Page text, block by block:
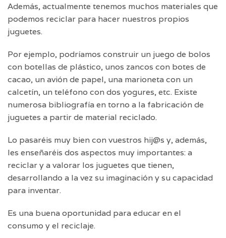
Además, actualmente tenemos muchos materiales que
podemos reciclar para hacer nuestros propios
juguetes.
Por ejemplo, podríamos construir un juego de bolos
con botellas de plástico, unos zancos con botes de
cacao, un avión de papel, una marioneta con un
calcetín, un teléfono con dos yogures, etc. Existe
numerosa bibliografía en torno a la fabricación de
juguetes a partir de material reciclado.
Lo pasaréis muy bien con vuestros hij@s y, además,
les enseñaréis dos aspectos muy importantes: a
reciclar y a valorar los juguetes que tienen,
desarrollando a la vez su imaginación y su capacidad
para inventar.
Es una buena oportunidad para educar en el
consumo y el reciclaje.